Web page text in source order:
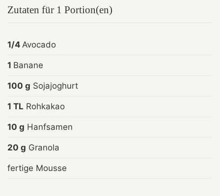
Zutaten für 1 Portion(en)
1/4 Avocado
1 Banane
100 g Sojajoghurt
1 TL Rohkakao
10 g Hanfsamen
20 g Granola
fertige Mousse